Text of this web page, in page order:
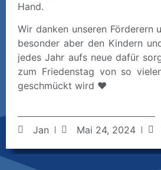
Hand.
Wir danken unseren Förderern
besonder aber den Kindern
jedes Jahr aufs neue dafür
zum Friedenstag von so
geschmückt wird ❤️
Jan Mai 24, 2024